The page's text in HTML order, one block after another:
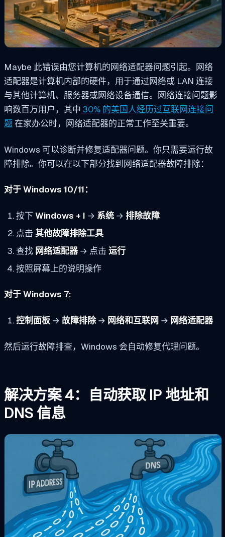
Maybe 此错误由您计算机的网络适配器问题引起。网络
适配器是计算机内部的硬件，用于通过网络或 LAN 连接
与其他计算机、服务器或网络设备通信。网络连接问题影
响数百万用户，其中 30% 的美国人经历过互联网连接问
题在家办公时，网络适配器的正常工作至关重要。
Windows 可以诊断并修复适配器问题。你只需要运行故
障排除。你可以在以下部分找到网络适配器故障排除：
对于 Windows 10/11：
按下 Windows + I → 系统→ 排除故障
点击 其他故障排除工具
查找 网络适配器→ 点击 运行
按照屏幕上的说明操作
对于 Windows 7:
控制面板→ 故障排除→ 网络和互联网 → 网络适配器
然后运行故障排查，Windows 会自动修复代理问题。
解决方案 4：自动获取 IP 地址和
DNS 信息